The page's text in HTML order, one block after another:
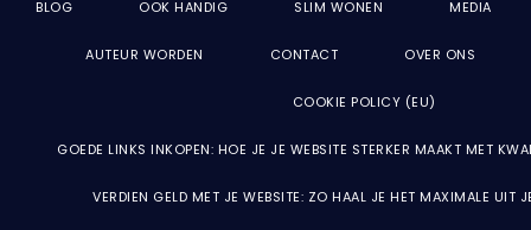
BLOG OOK HANDIG SLIM WONEN MEDIA
AUTEUR WORDEN CONTACT OVER ONS
COOKIE POLICY (EU)
GOEDE LINKS INKOPEN: HOE JE JE WEBSITE STERKER MAAKT MET
VERDIEN GELD MET JE WEBSITE: ZO HAAL JE HET MAXIMALE UIT